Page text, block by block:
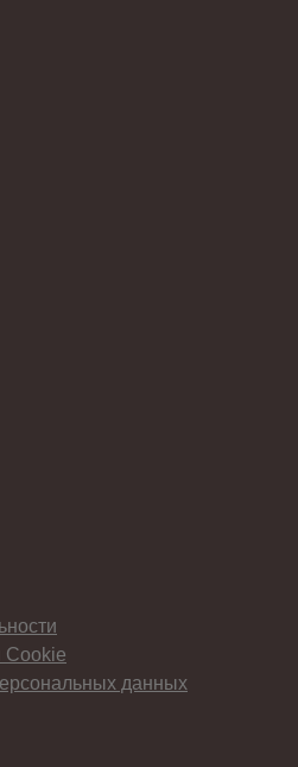
Cookie
данных